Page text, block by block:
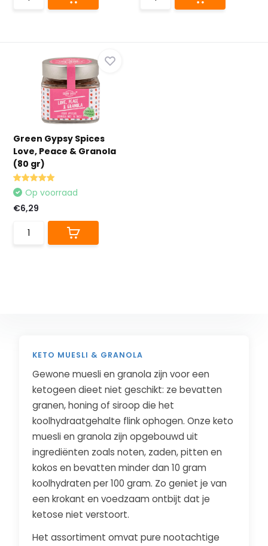
Green Gypsy Spices
Love, Peace & Granola
(80 gr)
Op voorraad
€6,29
KETO MUESLI & GRANOLA
Gewone muesli en granola zijn voor een
ketogeen dieet niet geschikt: ze bevatten
granen, honing of siroop die het
koolhydraatgehalte flink ophogen. Onze keto
muesli en granola zijn opgebouwd uit
ingrediënten zoals noten, zaden, pitten en
kokos en bevatten minder dan 10 gram
koolhydraten per 100 gram. Zo geniet je van
een krokant en voedzaam ontbijt dat je
ketose niet verstoort.
Het assortiment omvat pure nootachtige